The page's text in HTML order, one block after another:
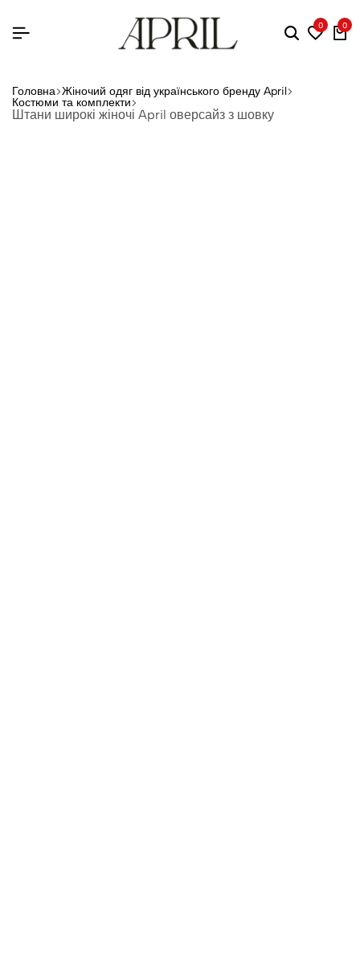
0 0
Головна Жіночий одяг від українського бренду April
Костюми та комплекти
Штани широкі жіночі April оверсайз з шовку